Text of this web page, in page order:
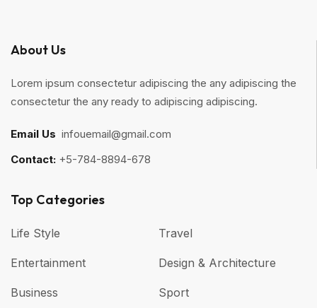
About Us
Lorem ipsum consectetur adipiscing the any adipiscing the
consectetur the any ready to adipiscing adipiscing.
Email Us infouemail@gmail.com
Contact: +5-784-8894-678
Top Categories​
Life Style
Entertainment
Business
Travel
Design & Architecture
Sport